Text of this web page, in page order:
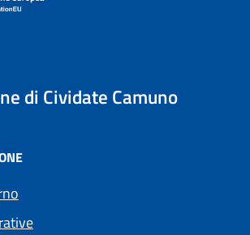
di Cividate Camuno